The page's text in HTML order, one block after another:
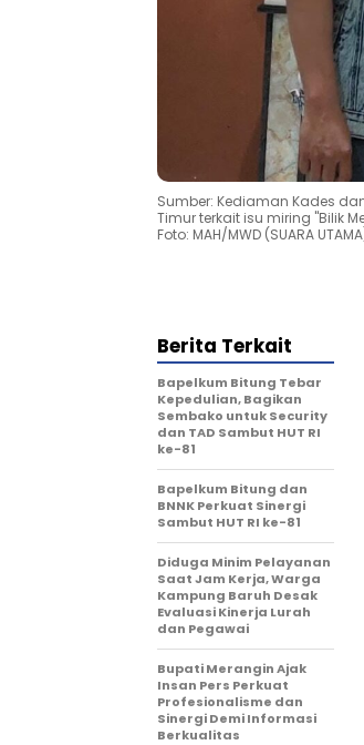
Sumber: Kediaman Kades
Timur terkait isu miring "Bilik
Foto: MAH/MWD (SUARA
Berita Terkait
Bapelkum Bitung Tebar
Kepedulian, Bagikan
Sembako untuk Security
dan TAD Sambut HUT RI
ke-81
Bapelkum Bitung dan
BNNK Perkuat Sinergi
Sambut HUT RI ke-81
Diduga Minim Pelayanan
Saat Jam Kerja, Warga
Kampung Baruh Desak
Evaluasi Kinerja Lurah
dan Pegawai
Bupati Merangin Ajak
Insan Pers Perkuat
Profesionalisme dan
Sinergi Demi Informasi
Berkualitas